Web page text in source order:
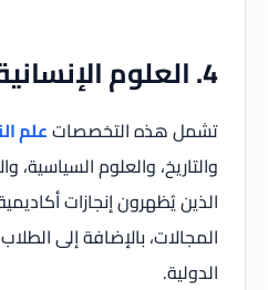
4. العلوم الإنسانية والاجتماعية
تشمل هذه التخصصاتعلم
والتاريخ، والعلوم السياسية،
الذين يُظهرون إنجازات
المجالات، بالإضافة إلى
الدولية.